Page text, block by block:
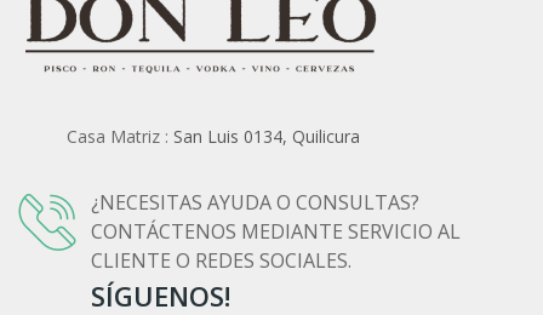
Casa Matriz : San Luis 0134, Quilicura
¿NECESITAS AYUDA O CONSULTAS?
CONTÁCTENOS MEDIANTE SERVICIO AL
CLIENTE O REDES SOCIALES.
SÍGUENOS!